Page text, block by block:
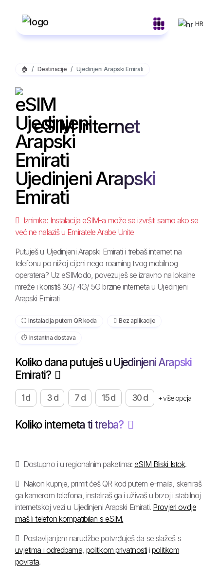
HR
🏠 Destinacije Ujedinjeni Arapski Emirati
eSIM Internet
Ujedinjeni Arapski
Emirati
Iznimka: Instalacija eSIM-a može se izvršiti samo ako se
već ne nalaziš u Emiratele Arabe Unite
Putuješ u Ujedinjeni Arapski Emirati i trebaš internet na
telefonu po nižoj cijeni nego roaming tvog mobilnog
operatera? Uz eSIModo, povezuješ se izravno na lokalne
mreže i koristiš 3G/ 4G/ 5G brzine interneta u Ujedinjeni
Arapski Emirati
⛶️️ Instalacija putem QR koda ️ Bez aplikacije
⏱️️ Instantna dostava
Koliko dana putuješ u Ujedinjeni Arapski
Emirati?
1 d 3 d 7 d 15 d 30 d + više opcija
Koliko interneta ti treba?
Dostupno i u regionalnim paketima:eSIM Bliski Istok.
Nakon kupnje, primit ćeš QR kod putem e-maila, skeniraš
ga kamerom telefona, instaliraš ga i uživaš u brzoj i stabilnoj
internetskoj vezi u Ujedinjeni Arapski Emirati. Provjeri ovdje
imaš li telefon kompatibilan s eSIM.
Postavljanjem narudžbe potvrđuješ da se slažeš s
uvjetima i odredbama, politikom privatnostiipolitikom
povrata.